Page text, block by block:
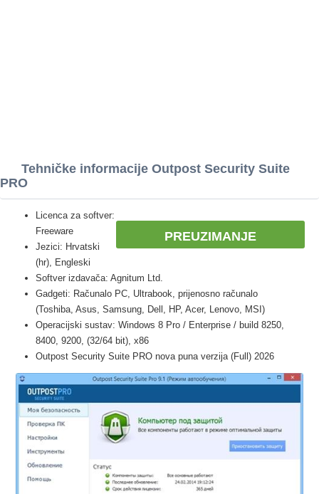
Tehničke informacije Outpost Security Suite
PRO
PREUZIMANJE
Licenca za softver:
Freeware
Jezici: Hrvatski
(hr), Engleski
Softver izdavača: Agnitum Ltd.
Gadgeti: Računalo PC, Ultrabook, prijenosno računalo
(Toshiba, Asus, Samsung, Dell, HP, Acer, Lenovo, MSI)
Operacijski sustav: Windows 8 Pro / Enterprise / build 8250,
8400, 9200, (32/64 bit), x86
Outpost Security Suite PRO nova puna verzija (Full) 2026